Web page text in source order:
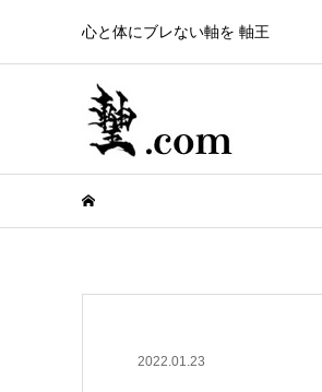
心と体にブレない軸を 軸王
2022.01.23